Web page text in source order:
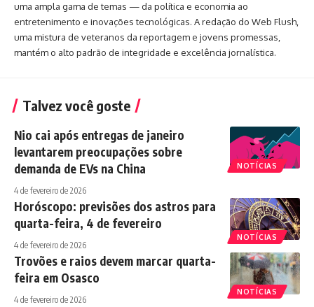
uma ampla gama de temas — da política e economia ao
entretenimento e inovações tecnológicas. A redação do Web Flush,
uma mistura de veteranos da reportagem e jovens promessas,
mantém o alto padrão de integridade e excelência jornalística.
Talvez você goste
NOTÍCIAS
Nio cai após entregas de janeiro
levantarem preocupações sobre
demanda de EVs na China
4 de fevereiro de 2026
NOTÍCIAS
Horóscopo: previsões dos astros para
quarta-feira, 4 de fevereiro
4 de fevereiro de 2026
NOTÍCIAS
Trovões e raios devem marcar quarta-
feira em Osasco
4 de fevereiro de 2026